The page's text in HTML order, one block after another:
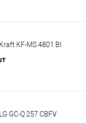
KF-MS 4801 BI
GC-Q 257 CBFV